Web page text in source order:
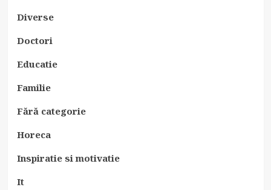
Diverse
Doctori
Educatie
Familie
Fără categorie
Horeca
Inspiratie si motivatie
It